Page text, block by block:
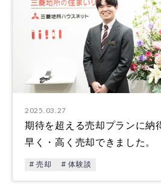
2025.03.27
期待を超える売却プランに納
早く・高く売却できました。
# 売却 # 体験談